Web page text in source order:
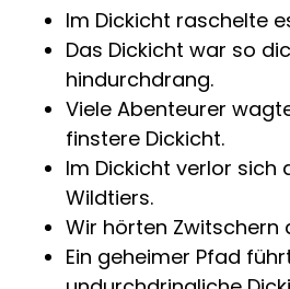
Im Dickicht raschelte
Das Dickicht war so
hindurchdrang.
Viele Abenteurer
finstere Dickicht.
Im Dickicht verlor sich
Wildtiers.
Wir hörten Zwitschern
Ein geheimer Pfad